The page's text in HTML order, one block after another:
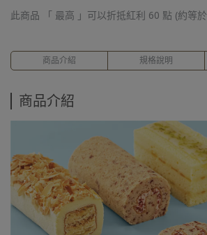
此商品 「 最高 」可以折抵紅利 60 點 (約等於
商品介紹 規格說明
商品介紹